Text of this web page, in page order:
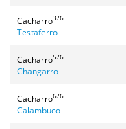
Cacharro3/6
Testaferro
Cacharro5/6
Changarro
Cacharro6/6
Calambuco